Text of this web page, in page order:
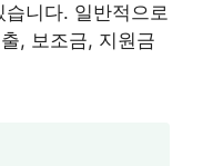
니다. 일반적으로
, 보조금, 지원금